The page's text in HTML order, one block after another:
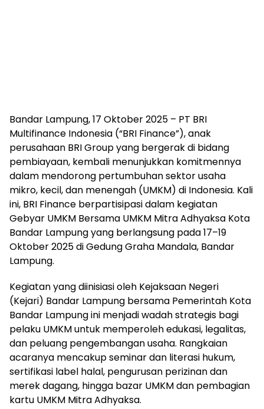
Bandar Lampung, 17 Oktober 2025 – PT BRI
Multifinance Indonesia (“BRI Finance”), anak
perusahaan BRI Group yang bergerak di bidang
pembiayaan, kembali menunjukkan komitmennya
dalam mendorong pertumbuhan sektor usaha
mikro, kecil, dan menengah (UMKM) di Indonesia. Kali
ini, BRI Finance berpartisipasi dalam kegiatan
Gebyar UMKM Bersama UMKM Mitra Adhyaksa Kota
Bandar Lampung yang berlangsung pada 17–19
Oktober 2025 di Gedung Graha Mandala, Bandar
Lampung.
Kegiatan yang diinisiasi oleh Kejaksaan Negeri
(Kejari) Bandar Lampung bersama Pemerintah Kota
Bandar Lampung ini menjadi wadah strategis bagi
pelaku UMKM untuk memperoleh edukasi, legalitas,
dan peluang pengembangan usaha. Rangkaian
acaranya mencakup seminar dan literasi hukum,
sertifikasi label halal, pengurusan perizinan dan
merek dagang, hingga bazar UMKM dan pembagian
kartu UMKM Mitra Adhyaksa.